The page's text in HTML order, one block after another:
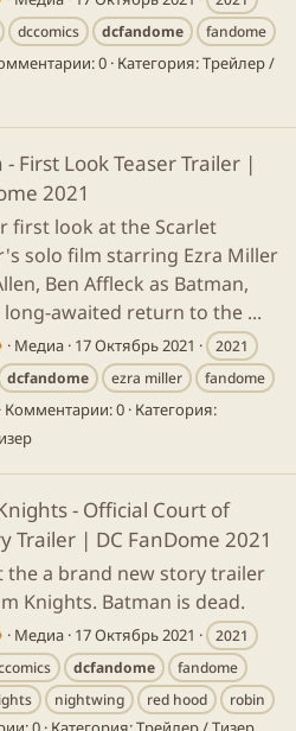
dccomics dcfandome
fandome
0 Категория: Трейлер /
- First Look Teaser Trailer |
2021
first look at the Scarlet
solo film starring Ezra Miller
Ben Affleck as Batman,
long-awaited return to the ...
Медиа 17 Октябрь 2021
2021
dcfandome ezra miller
fandome
Комментарии: 0 Категория:
- Official Court of
Trailer | DC FanDome 2021
the a brand new story trailer
Knights. Batman is dead.
Медиа 17 Октябрь 2021
2021
dcfandome
fandome
nightwing red hood robin